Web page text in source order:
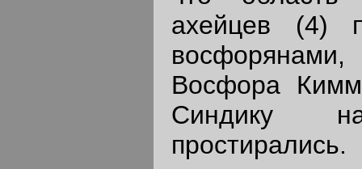
ахейцев (4)
Восфора
Синдику
простирались.